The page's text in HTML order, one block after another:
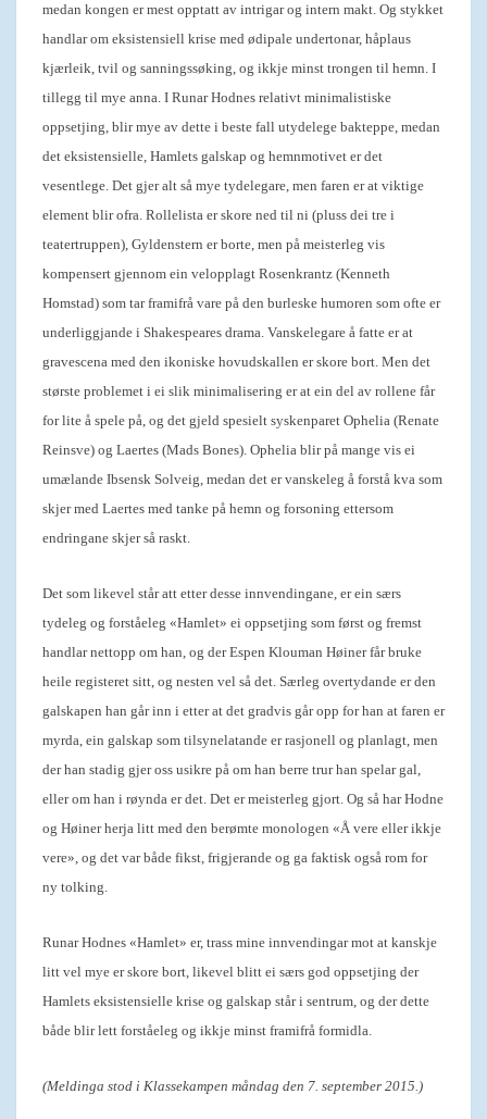
medan kongen er mest opptatt av intrigar og intern makt. Og stykket
handlar om eksistensiell krise med ødipale undertonar, håplaus
kjærleik, tvil og sanningssøking, og ikkje minst trongen til hemn. I
tillegg til mye anna. I Runar Hodnes relativt minimalistiske
oppsetjing, blir mye av dette i beste fall utydelege bakteppe, medan
det eksistensielle, Hamlets galskap og hemnmotivet er det
vesentlege. Det gjer alt så mye tydelegare, men faren er at viktige
element blir ofra. Rollelista er skore ned til ni (pluss dei tre i
teatertruppen), Gyldenstern er borte, men på meisterleg vis
kompensert gjennom ein velopplagt Rosenkrantz (Kenneth
Homstad) som tar framifrå vare på den burleske humoren som ofte er
underliggjande i Shakespeares drama. Vanskelegare å fatte er at
gravescena med den ikoniske hovudskallen er skore bort. Men det
største problemet i ei slik minimalisering er at ein del av rollene får
for lite å spele på, og det gjeld spesielt syskenparet Ophelia (Renate
Reinsve) og Laertes (Mads Bones). Ophelia blir på mange vis ei
umælande Ibsensk Solveig, medan det er vanskeleg å forstå kva som
skjer med Laertes med tanke på hemn og forsoning ettersom
endringane skjer så raskt.
Det som likevel står att etter desse innvendingane, er ein særs
tydeleg og forståeleg «Hamlet» ei oppsetjing som først og fremst
handlar nettopp om han, og der Espen Klouman Høiner får bruke
heile registeret sitt, og nesten vel så det. Særleg overtydande er den
galskapen han går inn i etter at det gradvis går opp for han at faren er
myrda, ein galskap som tilsynelatande er rasjonell og planlagt, men
der han stadig gjer oss usikre på om han berre trur han spelar gal,
eller om han i røynda er det. Det er meisterleg gjort. Og så har Hodne
og Høiner herja litt med den berømte monologen «Å vere eller ikkje
vere», og det var både fikst, frigjerande og ga faktisk også rom for
ny tolking.
Runar Hodnes «Hamlet» er, trass mine innvendingar mot at kanskje
litt vel mye er skore bort, likevel blitt ei særs god oppsetjing der
Hamlets eksistensielle krise og galskap står i sentrum, og der dette
både blir lett forståeleg og ikkje minst framifrå formidla.
(Meldinga stod i Klassekampen måndag den 7. september 2015.)